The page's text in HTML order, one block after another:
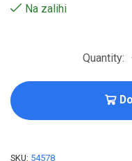
Na zalihi
SKU: 54578